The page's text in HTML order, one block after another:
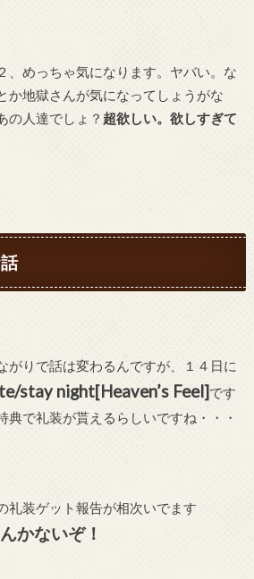
、めっちゃ気になります。ヤバい。な
か地獄さんが気になってしょうがな
の人達でしょ？ 超欲しい。欲しすぎて
がりで話は変わるんですが、１４日に
stay night[Heaven’s Feel]です
典で礼装が貰えるらしいですね・・・
礼装ゲット報告が相次いでます
かないぞ！